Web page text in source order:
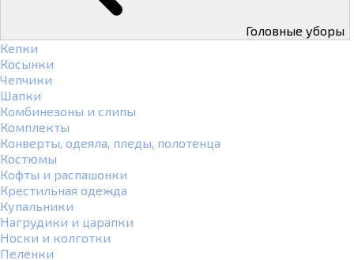
Головные уборы
Кепки
Косынки
Чепчики
Шапки
Комбинезоны и слипы
Комплекты
Конверты, одеяла, пледы, полотенца
Костюмы
Кофты и распашонки
Крестильная одежда
Купальники
Нагрудики и царапки
Носки и колготки
Пеленки